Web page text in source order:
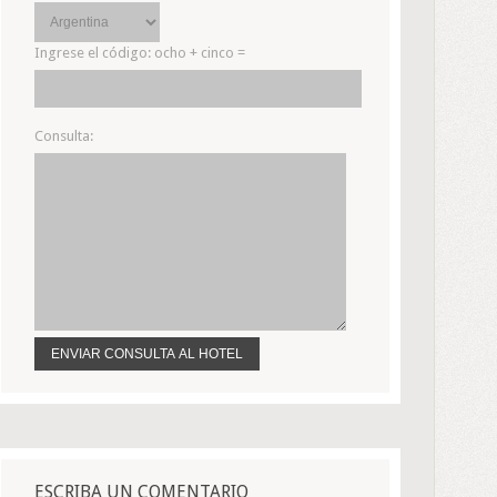
Ingrese el código: ocho + cinco =
Consulta:
ESCRIBA UN COMENTARIO